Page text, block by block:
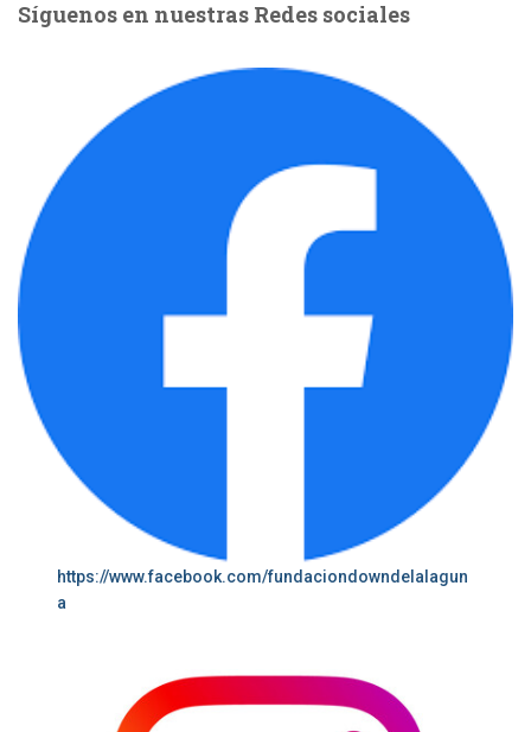
Síguenos en nuestras Redes sociales
https://www.facebook.com/fundaciondowndelalagun
a